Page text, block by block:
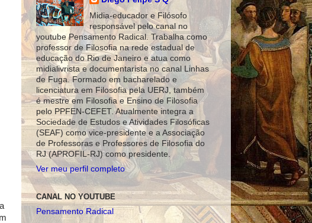
Midia-educador e Filósofo
responsável pelo canal no
youtube Pensamento Radical. Trabalha como
professor de Filosofia na rede estadual de
educação do Rio de Janeiro e atua como
midialivrista e documentarista no canal Linhas
de Fuga. Formado em bacharelado e
licenciatura em Filosofia pela UERJ, também
é mestre em Filosofia e Ensino de Filosofia
pelo PPFEN-CEFET. Atualmente integra a
Sociedade de Estudos e Atividades Filosóficas
(SEAF) como vice-presidente e a Associação
de Professoras e Professores de Filosofia do
RJ (APROFIL-RJ) como presidente.
Ver meu perfil completo
CANAL NO YOUTUBE
Pensamento Radical